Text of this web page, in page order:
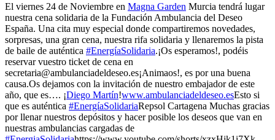
El viernes 24 de Noviembre en Magna Garden Murcia tendrá lugar
nuestra cena solidaria de la Fundación Ambulancia del Deseo
España. Una cita muy especial donde compartiremos novedades,
sorpresas, una gran cena, nuestra rifa solidaria y llenaremos la pista
de baile de auténtica #EnergíaSolidaria.¡Os esperamos!, podéis
reservar vuestro ticket de cena en
secretaria@ambulanciadeldeseo.es¡Animaos!, es por una buena
causa.Os dejamos con la invitación de nuestro embajador de este
año, que es…. ¡Diego Martín!www.ambulanciadeldeseo.esEsto si
que es auténtica #EnergíaSolidariaRepsol Cartagena Muchas gracias
por llenar nuestros depósitos y hacer posible los deseos que van en
nuestras ambulancias cargadas de